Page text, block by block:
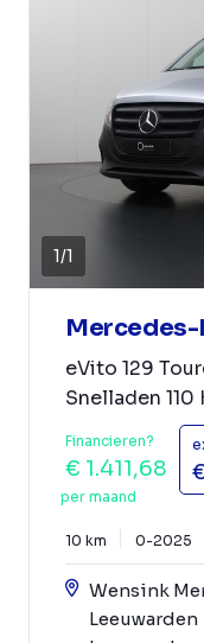
1/1
Mercedes-
eVito 129
Snelladen 110
Financieren?
€ 1.411,68
per maand
10 km 0-2025
Wensink
Leeuwarden